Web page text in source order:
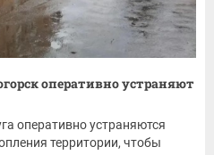
оперативно устраняют
оперативно устраняются
территории, чтобы